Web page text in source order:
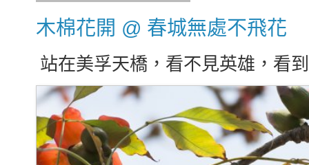
木棉花開 @ 春城無處不飛花
站在美孚天橋，看不見英雄，看